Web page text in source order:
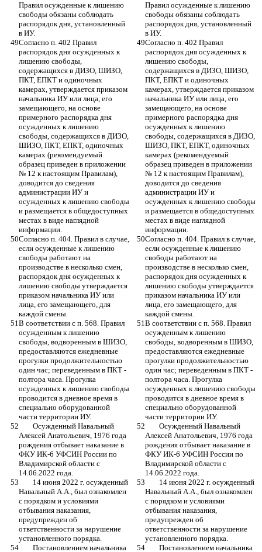
Правил осужденные к лишению
свободы обязаны соблюдать
распорядок дня, установленный
в ИУ.
Правил осужденные к лишению
свободы обязаны соблюдать
распорядок дня, установленный
в ИУ.
Согласно п. 402 Правил
распорядок дня осужденных к
лишению свободы,
содержащихся в ДИЗО, ШИЗО,
ПКТ, ЕПКТ и одиночных
камерах, утверждается приказом
начальника ИУ или лица, его
замещающего, на основе
примерного распорядка дня
осужденных к лишению
свободы, содержащихся в ДИЗО,
ШИЗО, ПКТ, ЕПКТ, одиночных
камерах (рекомендуемый
образец приведен в приложении
№ 12 к настоящим Правилам),
доводится до сведения
администрации ИУ и
осужденных к лишению свободы
и размещается в общедоступных
местах в виде наглядной
информации.
Согласно п. 402 Правил
распорядок дня осужденных к
лишению свободы,
содержащихся в ДИЗО, ШИЗО,
ПКТ, ЕПКТ и одиночных
камерах, утверждается приказом
начальника ИУ или лица, его
замещающего, на основе
примерного распорядка дня
осужденных к лишению
свободы, содержащихся в ДИЗО,
ШИЗО, ПКТ, ЕПКТ, одиночных
камерах (рекомендуемый
образец приведен в приложении
№ 12 к настоящим Правилам),
доводится до сведения
администрации ИУ и
осужденных к лишению свободы
и размещается в общедоступных
местах в виде наглядной
информации.
Согласно п. 404. Правил в случае,
если осужденные к лишению
свободы работают на
производстве в несколько смен,
распорядок дня осужденных к
лишению свободы утверждается
приказом начальника ИУ или
лица, его замещающего, для
каждой смены.
Согласно п. 404. Правил в случае,
если осужденные к лишению
свободы работают на
производстве в несколько смен,
распорядок дня осужденных к
лишению свободы утверждается
приказом начальника ИУ или
лица, его замещающего, для
каждой смены.
В соответствии с п. 568. Правил
осужденным к лишению
свободы, водворенным в ШИЗО,
предоставляются ежедневные
прогулки продолжительностью
один час; переведенным в ПКТ -
полтора часа. Прогулка
осужденных к лишению свободы
проводится в дневное время в
специально оборудованной
части территории ИУ.
В соответствии с п. 568. Правил
осужденным к лишению
свободы, водворенным в ШИЗО,
предоставляются ежедневные
прогулки продолжительностью
один час; переведенным в ПКТ -
полтора часа. Прогулка
осужденных к лишению свободы
проводится в дневное время в
специально оборудованной
части территории ИУ.
Алексей Анатольевич, 1976 года
рождения отбывает наказание в
ФКУ ИК-6 УФСИН России по
Владимирской области с
14.06.2022 года.
Алексей Анатольевич, 1976 года
рождения отбывает наказание в
ФКУ ИК-6 УФСИН России по
Владимирской области с
14.06.2022 года.
Навальный А.А., был ознакомлен
с порядком и условиями
отбывания наказания,
предупрежден об
ответственности за нарушение
установленного порядка.
Навальный А.А., был ознакомлен
с порядком и условиями
отбывания наказания,
предупрежден об
ответственности за нарушение
установленного порядка.